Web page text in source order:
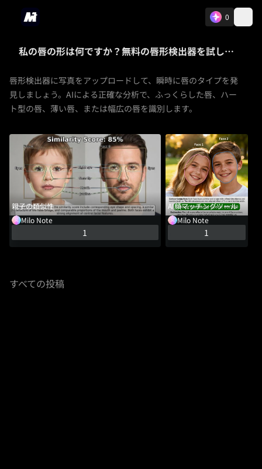
0
私の唇の形は何ですか？無料の唇形検出器を試してください
唇形検出器に写真をアップロードして、瞬時に唇のタイプを発
見しましょう。AIによる正確な分析で、ふっくらした唇、ハー
ト型の唇、薄い唇、または幅広の唇を識別します。
親子の類似性
Milo Note
1
AI顔マッチングツール
Milo Note
1
すべての投稿